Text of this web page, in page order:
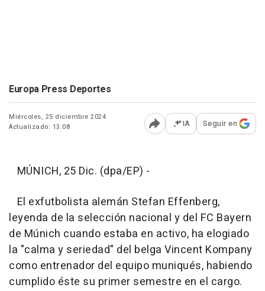
Europa Press Deportes
Miércoles, 25 diciembre 2024
Actualizado: 13:08
Abrir opciones para
IA Seguir en
MÚNICH, 25 Dic. (dpa/EP) -
El exfutbolista alemán Stefan Effenberg,
leyenda de la selección nacional y del FC Bayern
de Múnich cuando estaba en activo, ha elogiado
la "calma y seriedad" del belga Vincent Kompany
como entrenador del equipo muniqués, habiendo
cumplido éste su primer semestre en el cargo.